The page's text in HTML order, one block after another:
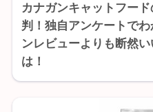
カナガンキャットフー
判！独自アンケートで
ンレビューよりも断然
は！